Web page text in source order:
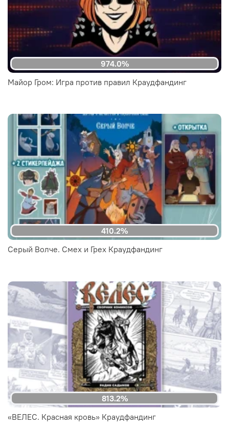
974.0%
Майор Гром: Игра против правил Краудфандинг
410.2%
Серый Волче. Смех и Грех Краудфандинг
813.2%
«ВЕЛЕС. Красная кровь» Краудфандинг